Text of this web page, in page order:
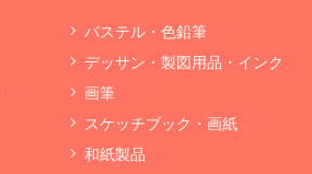
パステル・色鉛筆
デッサン・製図用品・インク
画筆
スケッチブック・画紙
和紙製品